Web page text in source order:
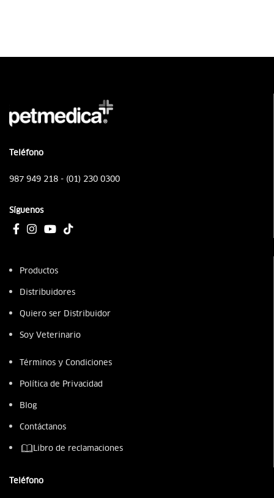
Teléfono
987 949 218 - (01) 230 0300
Síguenos
Productos
Distribuidores
Quiero ser Distribuidor
Soy Veterinario
Términos y Condiciones
Política de Privacidad
Blog
Contáctanos
Libro de reclamaciones
Teléfono